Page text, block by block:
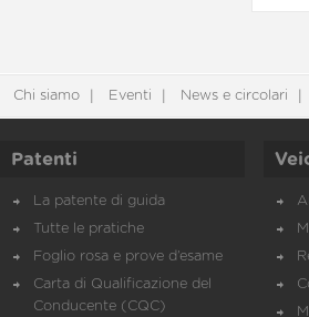
Chi siamo Eventi News e circolari
Patenti
La patente di guida
Tutte le pratiche
Foglio rosa e prove d’esame
Carta di Qualificazione del
Conducente (CQC)